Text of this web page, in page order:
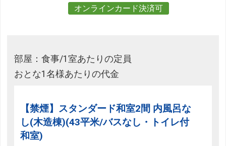
オンラインカード決済可
部屋：食事/1室あたりの定員
おとな1名様あたりの代金
【禁煙】スタンダード和室2間 内風呂な
し(木造棟)(43平米/バスなし・トイレ付
和室)